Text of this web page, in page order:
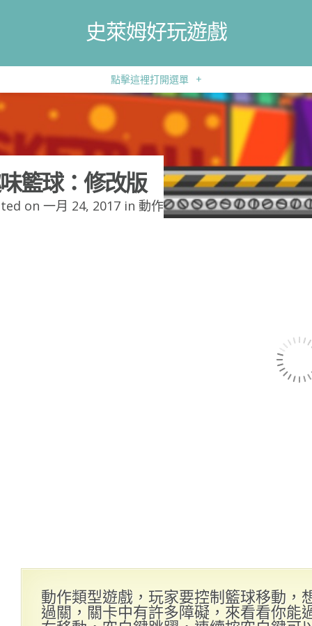
史萊姆好玩遊戲
點擊這裡打開選單 +
籃球：修改版
on 一月 24, 2017 in 動作
動作類型遊戲，玩家要控制籃球移動，
過關，關卡中有許多障礙，來看看你能